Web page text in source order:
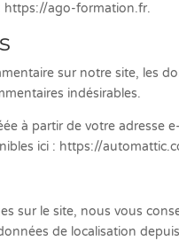
https://ago-formation.fr.
sur notre site, les
indésirables.
à partir de votre adresse
ici : https://
sur le site, nous vous
de localisation